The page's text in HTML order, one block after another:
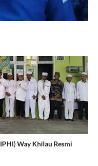
Way Khilau Resmi